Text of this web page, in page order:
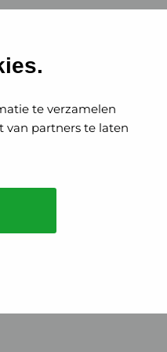
te verzamelen
van partners te laten